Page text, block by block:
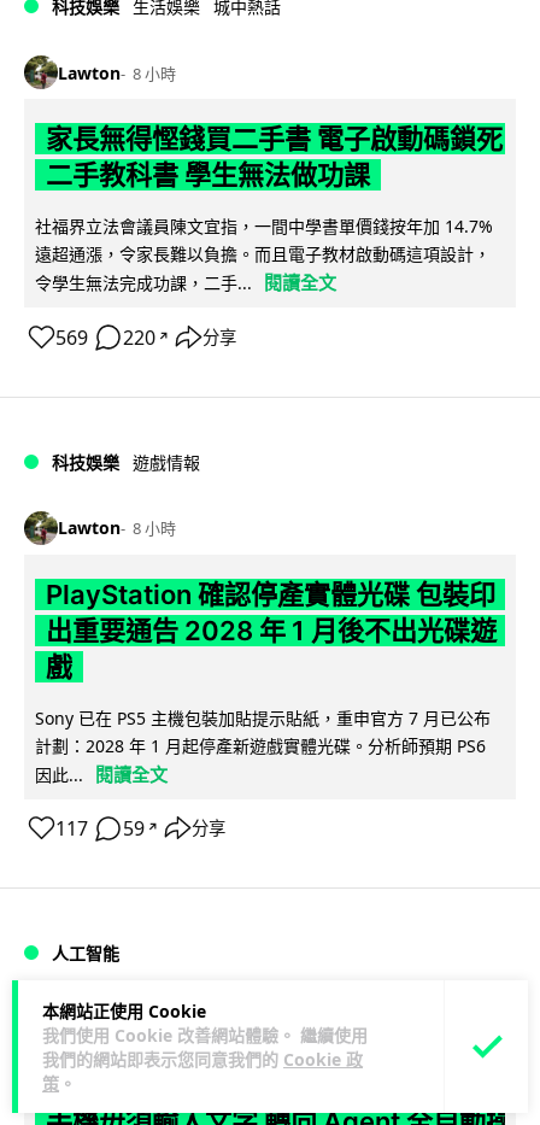
本網站正使用 Cookie
我們使用 Cookie 改善網站體驗。 繼續使用
我們的網站即表示您同意我們的 Cookie 政
策 。
科技娛樂 生活娛樂 城中熱話
Lawton 8 小時
家長無得慳錢買二手書 電子啟動碼鎖死
二手教科書 學生無法做功課
社福界立法會議員陳文宜指，一間中學書單價錢按年加 14.7%
遠超通漲，令家長難以負擔。而且電子教材啟動碼這項設計，
令學生無法完成功課，二手...
閱讀全文
569 220 ↗ 分享
科技娛樂 遊戲情報
Lawton 8 小時
PlayStation 確認停產實體光碟 包裝印
出重要通告 2028 年 1 月後不出光碟遊
戲
Sony 已在 PS5 主機包裝加貼提示貼紙，重申官方 7 月已公布
計劃：2028 年 1 月起停產新遊戲實體光碟。分析師預期 PS6
因此...
閱讀全文
117 59 ↗ 分享
人工智能
Vin 9 小時
Samsung 展示 Galaxy AI 新方向 未來